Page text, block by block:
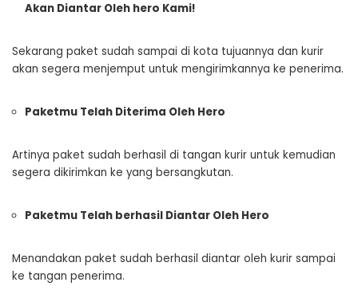
Akan Diantar Oleh hero Kami!
Sekarang paket sudah sampai di kota tujuannya dan kurir
akan segera menjemput untuk mengirimkannya ke penerima.
Paketmu Telah Diterima Oleh Hero
Artinya paket sudah berhasil di tangan kurir untuk kemudian
segera dikirimkan ke yang bersangkutan.
Paketmu Telah berhasil Diantar Oleh Hero
Menandakan paket sudah berhasil diantar oleh kurir sampai
ke tangan penerima.